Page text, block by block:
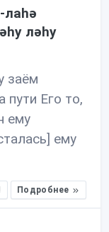
лаhə
лəhу
заём
пути Его то,
ему
ему
Подробнее